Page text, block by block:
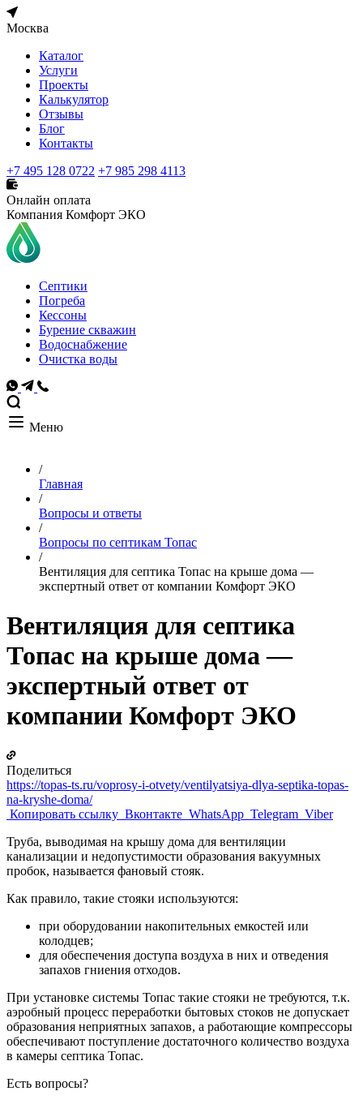
Москва
Каталог
Услуги
Проекты
Калькулятор
Отзывы
Блог
Контакты
+7 495 128 0722 +7 985 298 4113
Онлайн оплата
Компания Комфорт ЭКО
Септики
Погреба
Кессоны
Бурение скважин
Водоснабжение
Очистка воды
Меню
/
Главная
/
Вопросы и ответы
/
Вопросы по септикам Топас
/
Вентиляция для септика Топас на крыше дома —
экспертный ответ от компании Комфорт ЭКО
Вентиляция для септика
Топас на крыше дома —
экспертный ответ от
компании Комфорт ЭКО
Поделиться
https://topas-ts.ru/voprosy-i-otvety/ventilyatsiya-dlya-septika-topas-
na-kryshe-doma/
Копировать ссылку Вконтакте WhatsApp Telegram Viber
Труба, выводимая на крышу дома для вентиляции
канализации и недопустимости образования вакуумных
пробок, называется фановый стояк.
Как правило, такие стояки используются:
при оборудовании накопительных емкостей или
колодцев;
для обеспечения доступа воздуха в них и отведения
запахов гниения отходов.
При установке системы Топас такие стояки не требуются, т.к.
аэробный процесс переработки бытовых стоков не допускает
образования неприятных запахов, а работающие компрессоры
обеспечивают поступление достаточного количество воздуха
в камеры септика Топас.
Есть вопросы?